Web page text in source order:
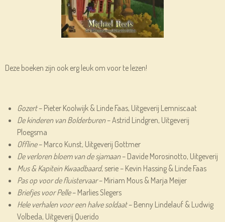
Deze boeken zijn ook erg leuk om voor te lezen!
Gozert– Pieter Koolwijk & Linde Faas, Uitgeverij Lemniscaat
De kinderen van Bolderburen– Astrid Lindgren, Uitgeverij
Ploegsma
Offline– Marco Kunst, Uitgeverij Gottmer
De verloren bloem van de sjamaan– Davide Morosinotto, Uitgeverij
Mus & Kapitein Kwaadbaard, serie – Kevin Hassing & Linde Faas
Pas op voor de fluistervaar– Miriam Mous & Marja Meijer
Briefjes voor Pelle– Marlies Slegers
Hele verhalen voor een halve soldaat– Benny Lindelauf & Ludwig
Volbeda, Uitgeverij Querido